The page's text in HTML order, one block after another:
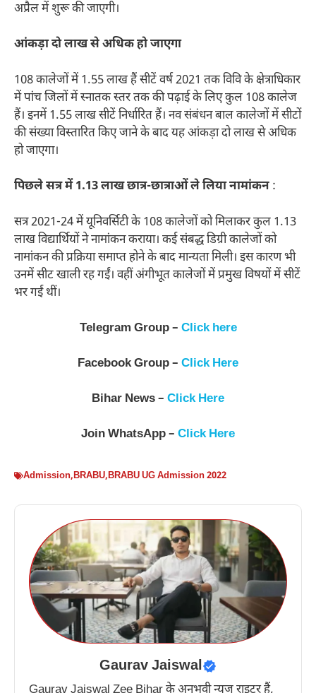
अप्रैल में शुरू की जाएगी।
आंकड़ा दो लाख से अधिक हो जाएगा
108 कालेजों में 1.55 लाख हैं सीटें वर्ष 2021 तक विवि के क्षेत्राधिकार
में पांच जिलों में स्नातक स्तर तक की पढ़ाई के लिए कुल 108 कालेज
हैं। इनमें 1.55 लाख सीटें निर्धारित हैं। नव संबंधन बाल कालेजों में सीटों
की संख्या विस्तारित किए जाने के बाद यह आंकड़ा दो लाख से अधिक
हो जाएगा।
पिछले सत्र में 1.13 लाख छात्र-छात्राओं ले लिया नामांकन :
सत्र 2021-24 में यूनिवर्सिटी के 108 कालेजों को मिलाकर कुल 1.13
लाख विद्यार्थियों ने नामांकन कराया। कई संबद्ध डिग्री कालेजों को
नामांकन की प्रक्रिया समाप्त होने के बाद मान्यता मिली। इस कारण भी
उनमें सीट खाली रह गईं। वहीं अंगीभूत कालेजों में प्रमुख विषयों में सीटें
भर गईं थीं।
Telegram Group – Click here
Facebook Group – Click Here
Bihar News – Click Here
Join WhatsApp – Click Here
Admission,BRABU,BRABU UG Admission 2022
Gaurav Jaiswal